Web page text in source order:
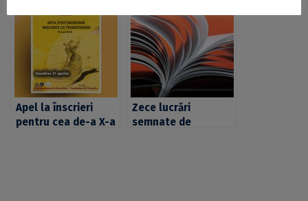
al celei de-a VIII-a
ediții „Art Safari”
Universității din
București
Apel la înscrieri
pentru cea de-a X-a
Zece lucrări
semnate de